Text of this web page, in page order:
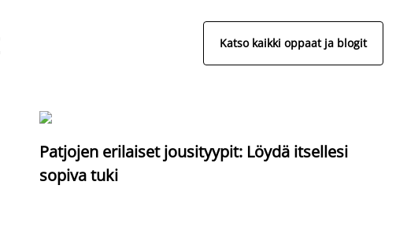
Katso kaikki oppaat ja blogit
Patjojen erilaiset jousityypit: Löydä itsellesi
sopiva tuki